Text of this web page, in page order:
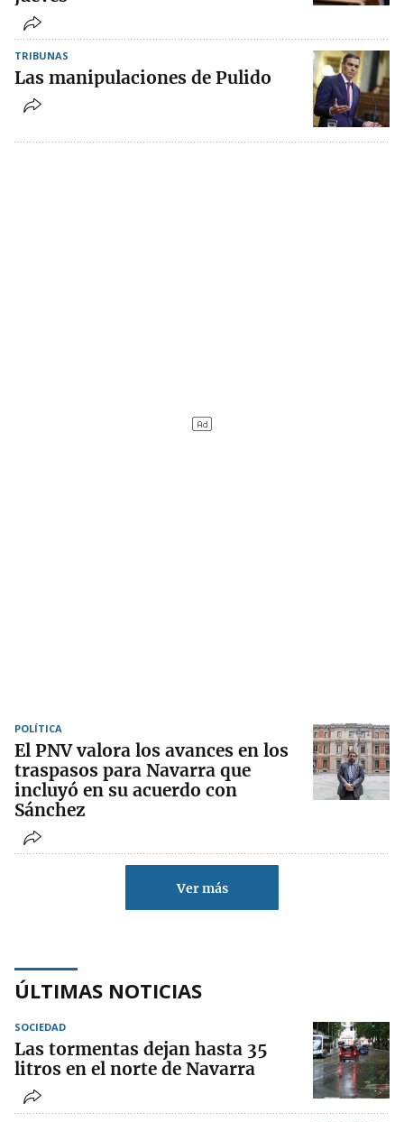
TRIBUNAS
Las manipulaciones de Pulido
POLÍTICA
El PNV valora los avances en los
traspasos para Navarra que
incluyó en su acuerdo con
Sánchez
Ver más
ÚLTIMAS NOTICIAS
SOCIEDAD
Las tormentas dejan hasta 35
litros en el norte de Navarra